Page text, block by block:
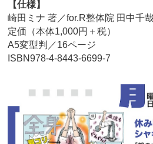
【仕様】
崎田ミナ 著／for.R整体院 田中千
定価（本体1,000円＋税）
A5変型判／16ページ
ISBN978-4-8443-6699-7